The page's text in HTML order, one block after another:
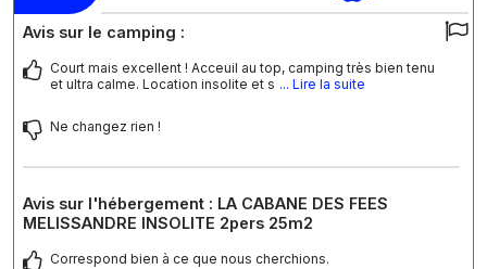
Avis sur le camping :
Court mais excellent ! Acceuil au top, camping très bien tenu
et ultra calme. Location insolite et s ... Lire la suite
Ne changez rien !
Avis sur l'hébergement : LA CABANE DES FEES
MELISSANDRE INSOLITE 2pers 25m2
Correspond bien à ce que nous cherchions.